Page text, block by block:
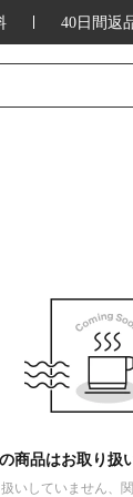
40日間返
商品はお取り扱
いしていません、